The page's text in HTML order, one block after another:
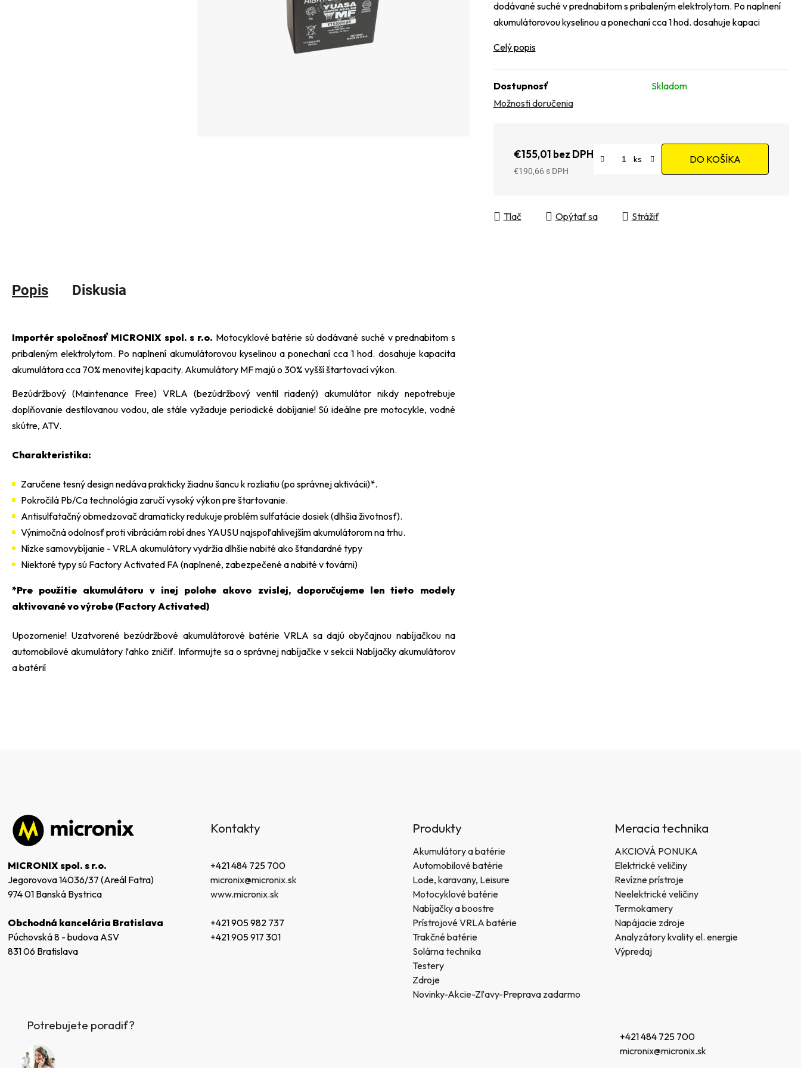
dodávané suché v prednabitom s pribaleným elektrolytom. Po naplnení
akumulátorovou kyselinou a ponechaní cca 1 hod. dosahuje kapaci
Celý popis
Dostupnosť
Skladom
Možnosti doručenia
€155,01 bez DPH
€190,66
DO KOŠÍKA
Tlač Opýtať sa Strážiť
Popis Diskusia
Importér spoločnosť MICRONIX spol. s r.o. Motocyklové batérie sú dodávané suché v prednabitom s
pribaleným elektrolytom. Po naplnení akumulátorovou kyselinou a ponechaní cca 1 hod. dosahuje kapacita
akumulátora cca 70% menovitej kapacity. Akumulátory MF majú o 30% vyšší štartovací výkon.
Bezúdržbový (Maintenance Free) VRLA (bezúdržbový ventil riadený) akumulátor nikdy nepotrebuje
doplňovanie destilovanou vodou, ale stále vyžaduje periodické dobíjanie! Sú ideálne pre motocykle, vodné
skútre, ATV.
Charakteristika:
Zaručene tesný design nedáva prakticky žiadnu šancu k rozliatiu (po správnej aktivácii)*.
Pokročilá Pb/Ca technológia zaručí vysoký výkon pre štartovanie.
Antisulfatačný obmedzovač dramaticky redukuje problém sulfatácie dosiek (dlhšia životnosť).
Výnimočná odolnosť proti vibráciám robí dnes YAUSU najspoľahlivejším akumulátorom na trhu.
Nízke samovybíjanie - VRLA akumulátory vydržia dlhšie nabité ako štandardné typy
Niektoré typy sú Factory Activated FA (naplnené, zabezpečené a nabité v továrni)
*Pre použitie akumulátoru v inej polohe akovo zvislej, doporučujeme len tieto modely
aktivované vo výrobe (Factory Activated)
Upozornenie! Uzatvorené bezúdržbové akumulátorové batérie VRLA sa dajú obyčajnou nabíjačkou na
automobilové akumulátory ľahko zničiť. Informujte sa o správnej nabíjačke v sekcii Nabíjačky akumulátorov
a batérií
MICRONIX spol. s r.o.
Jegorovova 14036/37 (Areál Fatra)
974 01 Banská Bystrica
Obchodná kancelária Bratislava
Púchovská 8 - budova ASV
831 06 Bratislava
Kontakty
+421 484 725 700
micronix@micronix.sk
www.micronix.sk
+421 905 982 737
+421 905 917 301
Produkty
Akumulátory a batérie
Automobilové batérie
Lode, karavany, Leisure
Motocyklové batérie
Nabíjačky a boostre
Prístrojové VRLA batérie
Trakčné batérie
Solárna technika
Testery
Zdroje
Novinky-Akcie-Zľavy-Preprava zadarmo
Meracia technika
AKCIOVÁ PONUKA
Elektrické veličiny
Revízne prístroje
Neelektrické veličiny
Termokamery
Napájacie zdroje
Analyzátory kvality el. energie
Výpredaj
Potrebujete poradiť?
+421 484 725 700
micronix@micronix.sk